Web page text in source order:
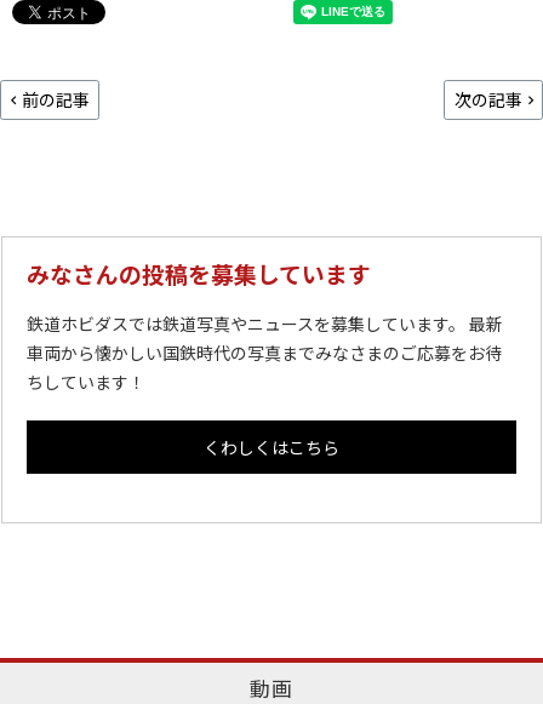
前の記事 次の記事
みなさんの投稿を募集しています
鉄道ホビダスでは鉄道写真やニュースを募集しています。 最新
車両から懐かしい国鉄時代の写真までみなさまのご応募をお待
ちしています！
くわしくはこちら
動画